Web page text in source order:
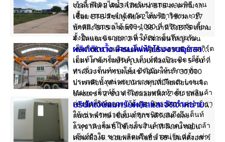
จอดรถได้ 2 คัน3. เดินทาง BTS สะดวกมาก
เชื่อม BTS สีชมพูเพียง 2 สถานี, ใช้เวลา 17
นาทีถึง BTS ลาดพร้าว, 36 นาที ถึงBTS สยาม
4. มีถนนเข้า-ออก 2 ทาง ติดถนนใหญ่ ถนน
พหลโยธิน และ ซอยพหลโยธิน 69 เพียง 50
เมตร สามารถปรับรูปแบบเพื่อแบ่งเช่า 5 ชั้น ที่
ทำเงินจากการปล่อยเช่าได้มากกว่า 30,000
บาท/เดือน (สำหรับนักลงทุนที่มีไอเดียบรรเจิด
ปล่อยเช่า 2 ชั้น ทำโฮมออฟฟิศ 2 ชั้น ปล่อย
เช่าที่พักให้ พนง. 1 ชั้น)5. ห่าง 350 เมตร เป็น
ถนนเทพรักษ์ เชื่อม ถ.วิภาวดีรังสิต และ
ถ.สุขาภิบาล 5 ใช้เวลา 7 นาที ถึงสนามบิน
ดอนเมือง6. ซอยพลหลโยธิน 69 เป็นที่ตั้งอพาร์
ผลิตติดตั้ง เครนไฟฟ้าโรงงานอุตสาหกรรม จำหน่ายรอกไฟฟ้าและอุปกรณ์เครนครบวงจร
บริษัทเจนแมทรับผลิตและจัดจำหน่ายประตูหนีไฟ ประตูกันไฟ ประตูเหล็ก